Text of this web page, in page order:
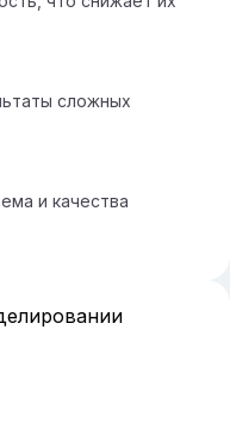
сложных
и качества